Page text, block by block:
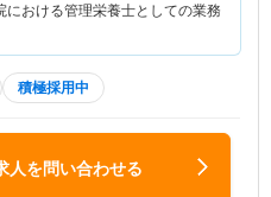
における管理栄養士としての業務
積極採用中
人を問い合わせる